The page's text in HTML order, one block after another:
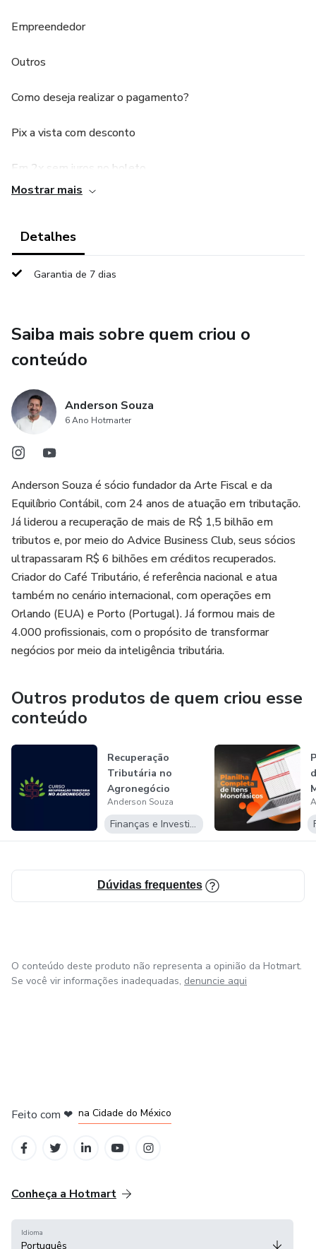
Empreendedor
Outros
Como deseja realizar o pagamento?
Pix a vista com desconto
Em 2x sem juros no boleto
cartão).
Mostrar mais
Detalhes
Garantia de 7 dias
Saiba mais sobre quem criou o
conteúdo
Anderson Souza
6 Ano Hotmarter
Anderson Souza é sócio fundador da Arte Fiscal e da
Equilíbrio Contábil, com 24 anos de atuação em tributação.
Já liderou a recuperação de mais de R$ 1,5 bilhão em
tributos e, por meio do Advice Business Club, seus sócios
ultrapassaram R$ 6 bilhões em créditos recuperados.
Criador do Café Tributário, é referência nacional e atua
também no cenário internacional, com operações em
Orlando (EUA) e Porto (Portugal). Já formou mais de
4.000 profissionais, com o propósito de transformar
negócios por meio da inteligência tributária.
Outros produtos de quem criou esse
conteúdo
Recuperação
Tributária no
Agronegócio
Anderson Souza
Finanças e Investimentos
Dúvidas frequentes
O conteúdo deste produto não representa a opinião da Hotmart.
Se você vir informações inadequadas, denuncie aqui
Feito com ❤ na Cidade do México
Conheça a Hotmart
Idioma
Português